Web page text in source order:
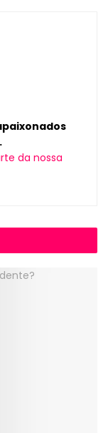
da nossa